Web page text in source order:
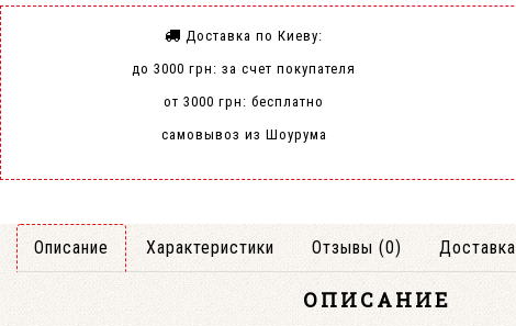
Доставка по Киеву:
до 3000 грн: за счет покупателя
от 3000 грн: бесплатно
самовывоз из Шоурума
Описание Характеристики Отзывы (0) Доставка
ОПИСАНИЕ